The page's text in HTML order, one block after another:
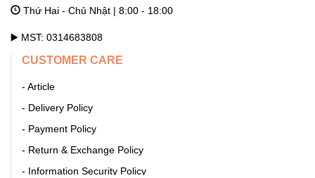
Thứ Hai - Chủ Nhật | 8:00 - 18:00
▶️ MST: 0314683808
CUSTOMER CARE
- Article
- Delivery Policy
- Payment Policy
- Return & Exchange Policy
- Information Security Policy
Hà Nội
11 Quang Trung, thị trấn Vân Đình - Ứng Hòa - Hà Nội Hà Nội
GHTN247_SHOP HOA BA ĐÌNH
86 Cửa Bắc, Ba Đình, Hà Nội. Phúc Xá Hà Nội